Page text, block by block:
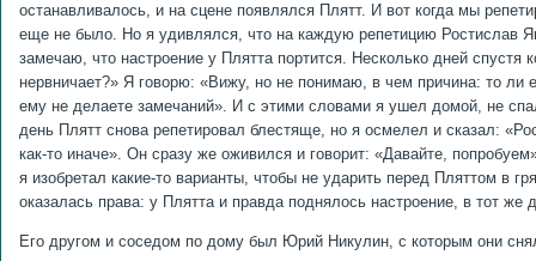
останавливалось, и на сцене появлялся Плятт. И вот когда мы
еще не было. Но я удивлялся, что на каждую репетицию Ростислав
замечаю, что настроение у Плятта портится. Несколько дней
нервничает?» Я говорю: «Вижу, но не понимаю, в чем причина: то ли
ему не делаете замечаний». И с этими словами я ушел домой, не
день Плятт снова репетировал блестяще, но я осмелел и сказал:
как-то иначе». Он сразу же оживился и говорит: «Давайте,
я изобретал какие-то варианты, чтобы не ударить перед Пляттом в
оказалась права: у Плятта и правда поднялось настроение, в тот же
Его другом и соседом по дому был Юрий Никулин, с которым они